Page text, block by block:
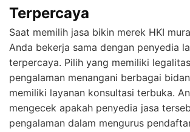
Terpercaya
Saat memilih jasa bikin merek HKI
Anda bekerja sama dengan penyedia
terpercaya. Pilih yang memiliki
pengalaman menangani berbagai
memiliki layanan konsultasi terbuka.
mengecek apakah penyedia jasa
pengalaman dalam mengurus